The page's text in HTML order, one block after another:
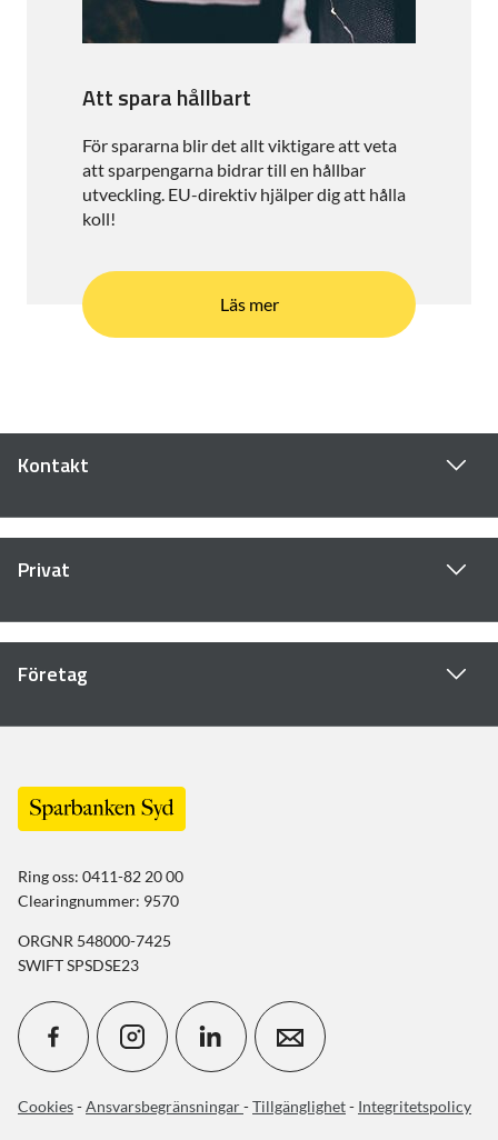
Att spara hållbart
För spararna blir det allt viktigare att veta
att sparpengarna bidrar till en hållbar
utveckling. EU-direktiv hjälper dig att hålla
koll!
Läs mer
Kontakt
Privat
Företag
Ring oss: 0411-82 20 00
Clearingnummer: 9570
ORGNR 548000-7425
SWIFT SPSDSE23
Cookies-Ansvarsbegränsningar-Tillgänglighet- Integritetspolicy